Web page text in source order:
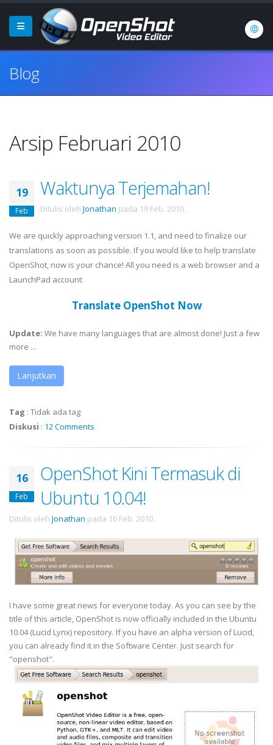
Blog
Arsip Februari 2010
19
Feb
Waktunya Terjemahan!
Ditulis oleh Jonathan pada 19 Feb. 2010 .
We are quickly approaching version 1.1, and need to finalize our
translations as soon as possible. If you would like to help translate
OpenShot, now is your chance! All you need is a web browser and a
LaunchPad account:
Translate OpenShot Now
Update: We have many languages that are almost done! Just a few
more ...
Lanjutkan
Tag : Tidak ada tag
Diskusi : 12 Comments
16
Feb
OpenShot Kini Termasuk di
Ubuntu 10.04!
Ditulis oleh Jonathan pada 16 Feb. 2010 .
I have some great news for everyone today. As you can see by the
title of this article, OpenShot is now officially included in the Ubuntu
10.04 (Lucid Lynx) repository. If you have an alpha version of Lucid,
you can already find it in the Software Center. Just search for
"openshot".